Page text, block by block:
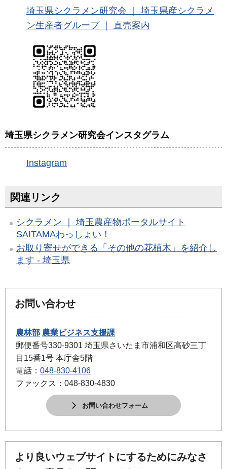
埼玉県シクラメン研究会 ｜ 埼玉県産シクラメ
ン生産者グループ ｜ 直売案内
埼玉県シクラメン研究会インスタグラム
Instagram
関連リンク
シクラメン ｜ 埼玉農産物ポータルサイト
SAITAMAわっしょい！
お取り寄せができる「その他の花植木」を紹介し
ます - 埼玉県
お問い合わせ
農林部 農業ビジネス支援課
郵便番号330-9301 埼玉県さいたま市浦和区高砂三丁
目15番1号 本庁舎5階
電話： 048-830-4106
ファックス：048-830-4830
お問い合わせフォーム
より良いウェブサイトにするためにみなさ